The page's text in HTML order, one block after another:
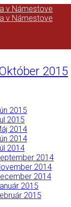
diela na
2015
2015
2015
2014
2014
2014
2014
2014
2014
2015
2015